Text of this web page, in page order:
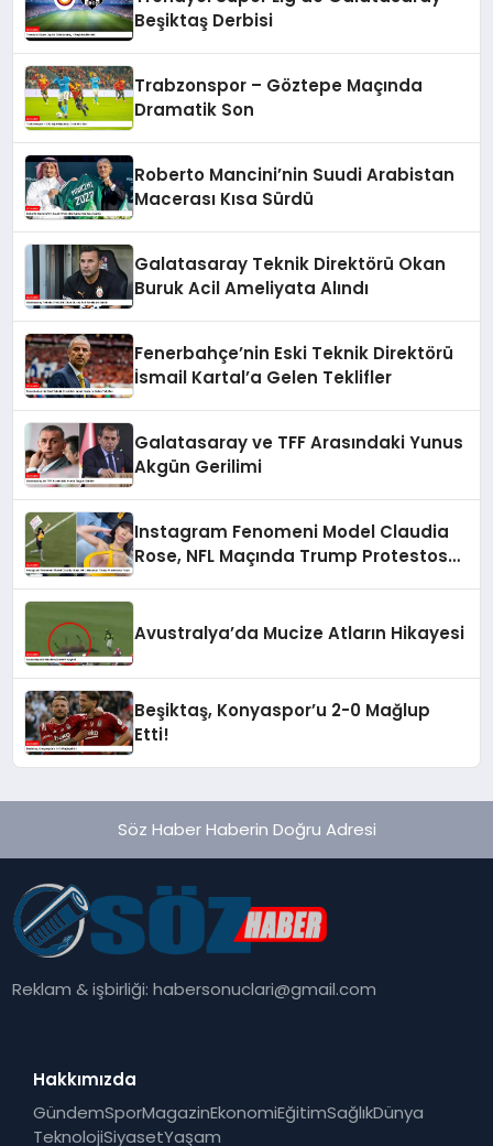
Beşiktaş Derbisi
Trabzonspor – Göztepe Maçında
Dramatik Son
Roberto Mancini’nin Suudi Arabistan
Macerası Kısa Sürdü
Galatasaray Teknik Direktörü Okan
Buruk Acil Ameliyata Alındı
Fenerbahçe’nin Eski Teknik Direktörü
İsmail Kartal’a Gelen Teklifler
Galatasaray ve TFF Arasındaki Yunus
Akgün Gerilimi
Instagram Fenomeni Model Claudia
Rose, NFL Maçında Trump Protestosu
Avustralya’da Mucize Atların Hikayesi
Beşiktaş, Konyaspor’u 2-0 Mağlup
Etti!
Söz Haber Haberin Doğru Adresi
Reklam & işbirliği:habersonuclari@gmail.com
Hakkımızda
GündemSporMagazinEkonomiEğitimSağlıkDünya
TeknolojiSiyasetYaşam